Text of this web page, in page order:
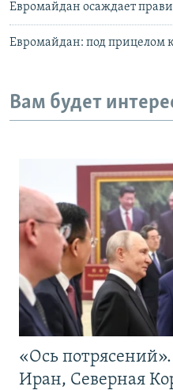
Евромайдан осаждает
Евромайдан: под прицелом
Вам будет
«Ось
Иран, Северная